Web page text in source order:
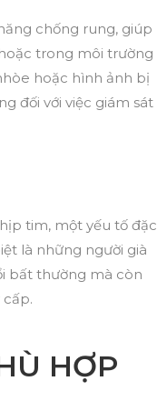
chống rung, giúp
trong môi trường
hoặc hình ảnh bị
đối với việc giám sát
tim, một yếu tố đặc
là những người già
bất thường mà còn
HỢP